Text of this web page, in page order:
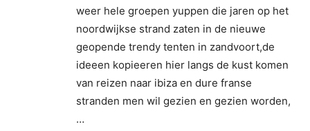
weer hele groepen yuppen die jaren op het
noordwijkse strand zaten in de nieuwe
geopende trendy tenten in zandvoort,de
ideeen kopieeren hier langs de kust komen
van reizen naar ibiza en dure franse
stranden men wil gezien en gezien worden,
…